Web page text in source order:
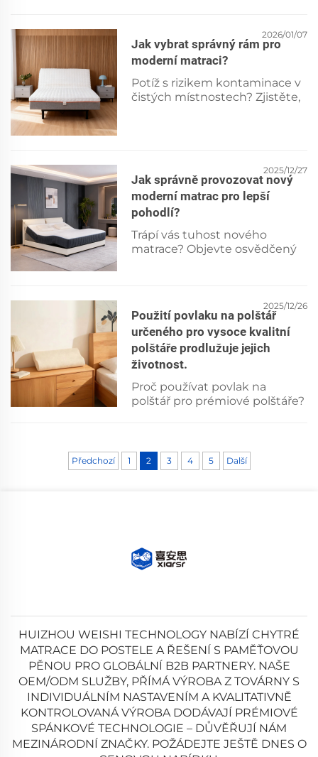
Porovnejte specifikace už
dnes.
2026/01/07
Jak vybrat správný rám pro
moderní matraci?
Potíž s rizikem kontaminace v
čistých místnostech? Zjistěte,
kontrolní seznam už dnes.2025/12/27
Jak správně provozovat nový
moderní matrac pro lepší
pohodlí?
Trápí vás tuhost nového
matrace? Objevte osvědčený
uvolnění tlaku a podporu.
Začněte spát lépe již dnes
večer.
2025/12/26
Použití povlaku na polštář
určeného pro vysoce kvalitní
polštáře prodlužuje jejich
životnost.
Proč používat povlak na
polštář pro prémiové polštáře?
uchránit svou investici.
Předchozí 1 2 3 4 5 Další
HUIZHOU WEISHI TECHNOLOGY NABÍZÍ CHYTRÉ
MATRACE DO POSTELE A ŘEŠENÍ S PAMĚŤOVOU
PĚNOU PRO GLOBÁLNÍ B2B PARTNERY. NAŠE
OEM/ODM SLUŽBY, PŘÍMÁ VÝROBA Z TOVÁRNY S
INDIVIDUÁLNÍM NASTAVENÍM A KVALITATIVNĚ
KONTROLOVANÁ VÝROBA DODÁVAJÍ PRÉMIOVÉ
SPÁNKOVÉ TECHNOLOGIE – DŮVĚŘUJÍ NÁM
MEZINÁRODNÍ ZNAČKY. POŽÁDEJTE JEŠTĚ DNES O